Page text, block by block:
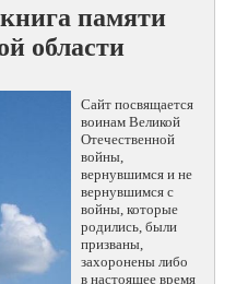
памяти
области
Сайт посвящается
воинам Великой
Отечественной
войны,
вернувшимся и не
вернувшимся с
войны, которые
родились, были
призваны,
захоронены либо
в настоящее время